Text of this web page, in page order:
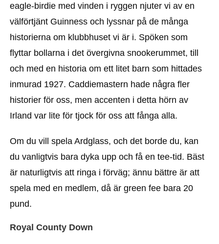
eagle-birdie med vinden i ryggen njuter vi av en
välförtjänt Guinness och lyssnar på de många
historierna om klubbhuset vi är i. Spöken som
flyttar bollarna i det övergivna snookerummet, till
och med en historia om ett litet barn som hittades
inmurad 1927. Caddiemastern hade några fler
historier för oss, men accenten i detta hörn av
Irland var lite för tjock för oss att fånga alla.
Om du vill spela Ardglass, och det borde du, kan
du vanligtvis bara dyka upp och få en tee-tid. Bäst
är naturligtvis att ringa i förväg; ännu bättre är att
spela med en medlem, då är green fee bara 20
pund.
Royal County Down